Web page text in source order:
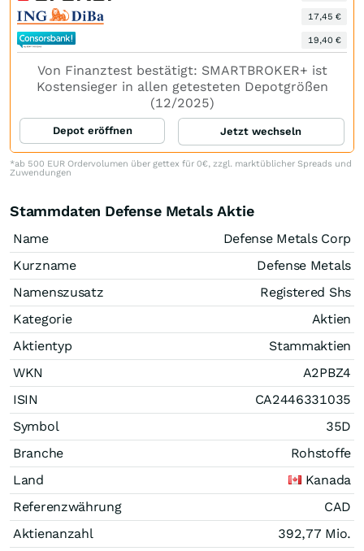
17,45 €
19,40 €
Von Finanztest bestätigt: SMARTBROKER+ ist
Kostensieger in allen getesteten Depotgrößen
(12/2025)
Depot eröffnen Jetzt wechseln
*ab 500 EUR Ordervolumen über gettex für 0€, zzgl. marktüblicher Spreads und
Zuwendungen
Stammdaten Defense Metals Aktie
Name
Defense Metals Corp
Kurzname
Defense Metals
Namenszusatz
Registered Shs
Kategorie
Aktien
Aktientyp
Stammaktien
WKN
A2PBZ4
ISIN
CA2446331035
Symbol
35D
Branche
Rohstoffe
Land
Kanada
Referenzwährung
CAD
Aktienanzahl
392,77 Mio.